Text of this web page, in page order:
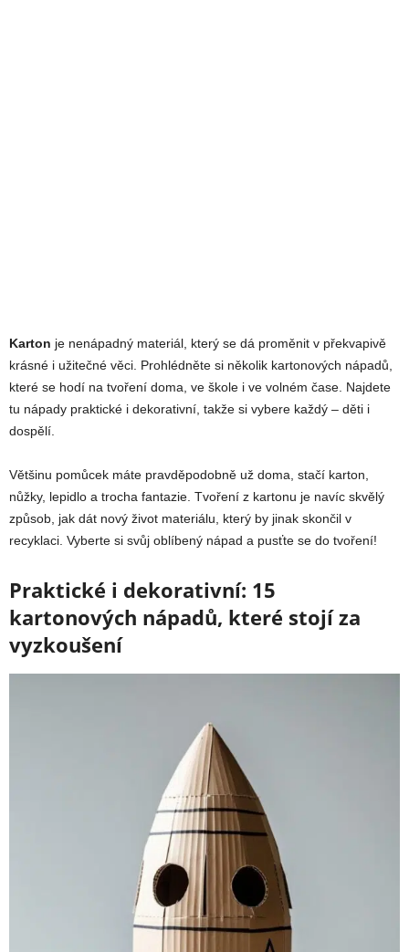
Karton je nenápadný materiál, který se dá proměnit v překvapivě
krásné i užitečné věci. Prohlédněte si několik kartonových nápadů,
které se hodí na tvoření doma, ve škole i ve volném čase. Najdete
tu nápady praktické i dekorativní, takže si vybere každý – děti i
dospělí.
Většinu pomůcek máte pravděpodobně už doma, stačí karton,
nůžky, lepidlo a trocha fantazie. Tvoření z kartonu je navíc skvělý
způsob, jak dát nový život materiálu, který by jinak skončil v
recyklaci. Vyberte si svůj oblíbený nápad a pusťte se do tvoření!
Praktické i dekorativní: 15
kartonových nápadů, které stojí za
vyzkoušení